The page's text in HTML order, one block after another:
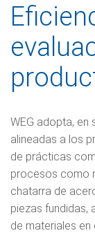
WEG adopta, en
alineadas a los
de prácticas
procesos como
chatarra de
piezas fundidas,
de materiales